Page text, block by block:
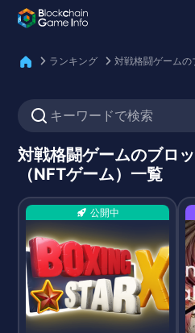
ランキング 対戦格闘ゲーム
対戦格闘ゲームのブロ
（NFTゲーム）一覧
公開中